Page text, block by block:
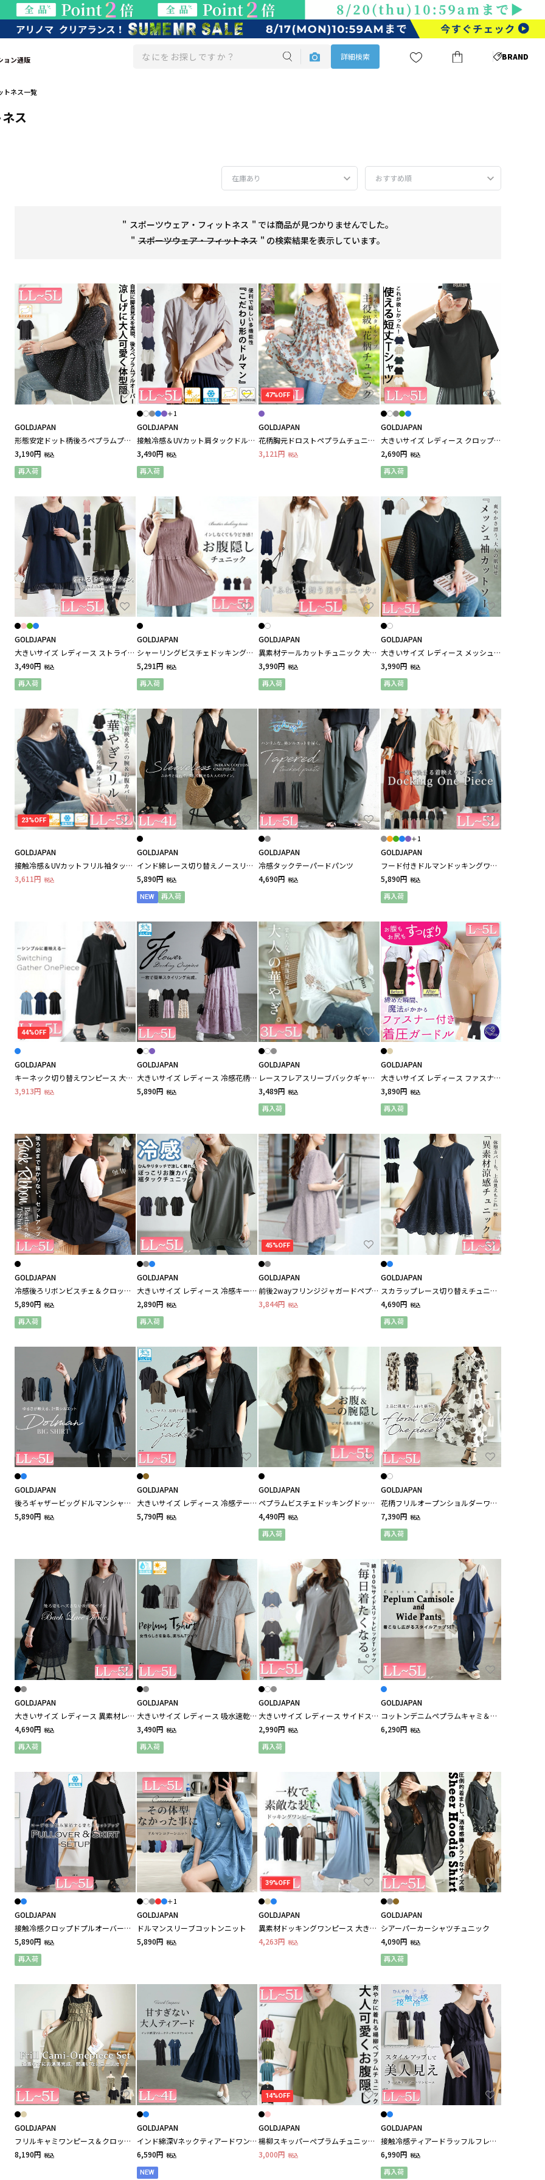
ョン通販 詳細検索 BRAND
トネス一覧
ス
在庫あり おすすめ順
カテゴリー
ワンピース
パンツ
スカート
アウター
サロペット・オーバーオール
インナー・下着
スーツ・フォーマル
シーズンアイテム
クリア カテゴリーを指定する
ブランド
カナ順
123 A B C D E F G I J L M N P Q R S
123
ベルーナ(BELLUNA) / ベルーナ
AL DI LA / アル・ディ・ラ
Alotta / アロッタ
ALIANSA / アリアンサ
A HAPPY MARILYN / ハッピーマリリン
AITOZ / アイトス
aitoz+ / アイトスプラス
AAA / トリプルエー
AZITO / アジト
Alinoma select / アリノマセレクト
A piece / エーピース
BRADELIS New York peace / ブラデリスニューヨ
Cutie Blonde / キューティーブロンド
CALABRONE / キャラブローネ
CLETTE / クレット
CHIC STYLE / シックスタイル
Callarus / カラルス
D
D*g*y / ディージーワイ
E
eur3 / エウルキューブ
etre pret / エトレ・プレ
F
FILA / フィラ
FILA(Alinoma select) / フィラ(アリノマセレクト)
grove / グローブ
GeeRA / ジーラ
Glamour Princess / グラマープリンセス
GEVS / ジェイヴィス
Glamour Princess スポーツウェア / グラマープリ
ンセススポーツウェア
Glamour Princess ルームウェア / グラマープリン
INDIVI / インディヴィ
Jolly Poupée / ジョリープッペ
JANJAM / ジャンジャン
jolie et jolie / ジョリー エ ジョリー
L
LACOUPE / ラ・クープ
Lente / レンテ
leswel / レスウェル
LAVIENNE / ラヴィエンヌ
LAVEANGE / ラビアンジェ
la.f... / ラエフ
" スポーツウェア・フィットネス " では商品が見つかりませんでした。
" スポーツウェア・フィットネス " の検索結果を表示しています。
GOLDJAPAN
形態安定ドット柄後ろペプラムプル
オーバー
3,190円 税込
再入荷
＋1
GOLDJAPAN
接触冷感＆UVカット肩タックドルマ
ンプルオーバー 大きいサイズ レデ
ィース
3,490円 税込
再入荷
47%OFF
GOLDJAPAN
花柄胸元ドロストペプラムチュニッ
ク 大きいサイズ レディース
3,121円 税込
GOLDJAPAN
大きいサイズ レディース クロップド
丈ワイドTシャツ
2,690円 税込
再入荷
GOLDJAPAN
大きいサイズ レディース ストライプ
柄シフォンフェイクチュニック
3,490円 税込
再入荷
GOLDJAPAN
シャーリングビスチェドッキングペ
プラムチュニック 大きいサイズ レデ
ィース
5,291円 税込
再入荷
GOLDJAPAN
異素材テールカットチュニック 大き
いサイズ レディース
3,990円 税込
再入荷
GOLDJAPAN
大きいサイズ レディース メッシュ変
形スリーブプルオーバー
3,990円 税込
再入荷
23%OFF
GOLDJAPAN
接触冷感＆UVカットフリル袖タック
ペプラムプルオーバー 大きいサイズ
レディース
3,611円 税込
GOLDJAPAN
インド綿レース切り替えノースリー
ブワンピース
5,890円 税込
NEW 再入荷
GOLDJAPAN
冷感タックテーパードパンツ
4,690円 税込
＋1
GOLDJAPAN
フード付きドルマンドッキングワン
ピース 大きいサイズ レディース
5,890円 税込
再入荷
44%OFF
GOLDJAPAN
キーネック切り替えワンピース 大き
いサイズ レディース
3,913円 税込
GOLDJAPAN
大きいサイズ レディース 冷感花柄ド
ッキングティアードワンピース
5,890円 税込
GOLDJAPAN
レースフレアスリーブバックギャザ
ープルオーバー 大きいサイズ レディ
ース
3,489円 税込
再入荷
GOLDJAPAN
大きいサイズ レディース ファスナー
付き着圧ガードルショーツ
3,890円 税込
再入荷
GOLDJAPAN
冷感後ろリボンビスチェ＆クロップ
ドTシャツ2点セット
5,890円 税込
再入荷
GOLDJAPAN
大きいサイズ レディース 冷感キーネ
ック裾タックチュニック
2,890円 税込
再入荷
45%OFF
GOLDJAPAN
前後2wayフリンジジャガードペプラ
ムチュニック 大きいサイズ レディー
ス
3,844円 税込
GOLDJAPAN
スカラップレース切り替えチュニッ
ク
4,690円 税込
再入荷
GOLDJAPAN
後ろギャザービッグドルマンシャツ
チュニック
5,890円 税込
GOLDJAPAN
大きいサイズ レディース 冷感テーラ
ードジャケット
5,790円 税込
GOLDJAPAN
ペプラムビスチェドッキングドット
ドビーバルーンスリーブチュニック
大きいサイズ レディース
4,490円 税込
再入荷
GOLDJAPAN
花柄フリルオープンショルダーワン
ピース
7,390円 税込
再入荷
GOLDJAPAN
大きいサイズ レディース 異素材レイ
ヤードバックシャンチュニック
4,690円 税込
再入荷
GOLDJAPAN
大きいサイズ レディース 吸水速乾＆
UVカットペプラムプルオーバー
3,490円 税込
再入荷
GOLDJAPAN
大きいサイズ レディース サイドスリ
ットビッグTシャツ
2,990円 税込
再入荷
GOLDJAPAN
コットンデニムペプラムキャミ＆ワ
イドパンツ2点セット
6,290円 税込
GOLDJAPAN
接触冷感クロップドプルオーバー＆
フレアスカート2点セット 大きいサ
イズ レディース
5,890円 税込
再入荷
＋1
GOLDJAPAN
ドルマンスリーブコットンニット
5,890円 税込
39%OFF
GOLDJAPAN
異素材ドッキングワンピース 大きい
サイズ レディース
4,263円 税込
GOLDJAPAN
シアーパーカーシャツチュニック
4,090円 税込
再入荷
GOLDJAPAN
フリルキャミワンピース＆クロップ
ドTシャツ2点セット
8,190円 税込
GOLDJAPAN
インド綿深Vネックティアードワン
ピース
6,590円 税込
NEW
14%OFF
GOLDJAPAN
楊柳スキッパーぺプラムチュニック
大きいサイズ レディース
3,000円 税込
GOLDJAPAN
接触冷感ティアードラッフルフレア
ワンピース
6,990円 税込
再入荷